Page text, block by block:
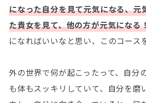
になった自分を見て元気になる、元
た貴女を見て、他の方が元気になる
になればいいなと思い、このコース
外の世界で何が起こったって、自分
も体もスッキリしていて、自分を